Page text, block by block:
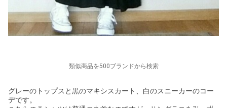
類似商品を500ブランドから検索
グレーのトップスと黒のマキシスカート、白のスニーカーのコー
デです。